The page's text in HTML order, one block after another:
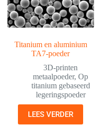
Titanium en aluminium
TA7-poeder
3D-printen
metaalpoeder,Op
titanium gebaseerd
legeringspoeder
LEES VERDER